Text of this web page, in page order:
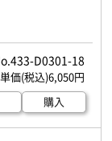
433-D0301-18
6,050円
購入